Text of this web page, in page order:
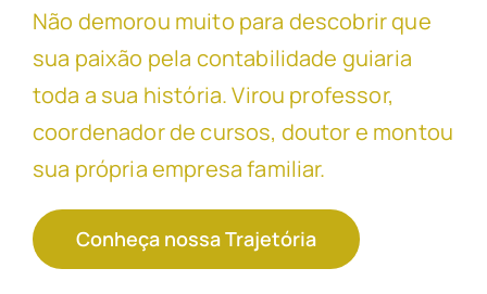
Não demorou muito para descobrir que
sua paixão pela contabilidade guiaria
toda a sua história. Virou professor,
coordenador de cursos, doutor e montou
sua própria empresa familiar.
Conheça nossa Trajetória